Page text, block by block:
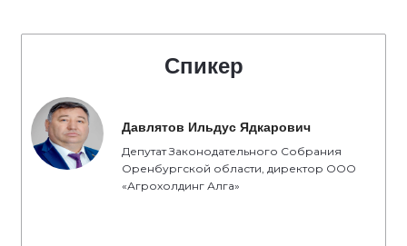
Спикер
Давлятов Ильдус Ядкарович
Депутат Законодательного Собрания
Оренбургской области, директор ООО
«Агрохолдинг Алга»